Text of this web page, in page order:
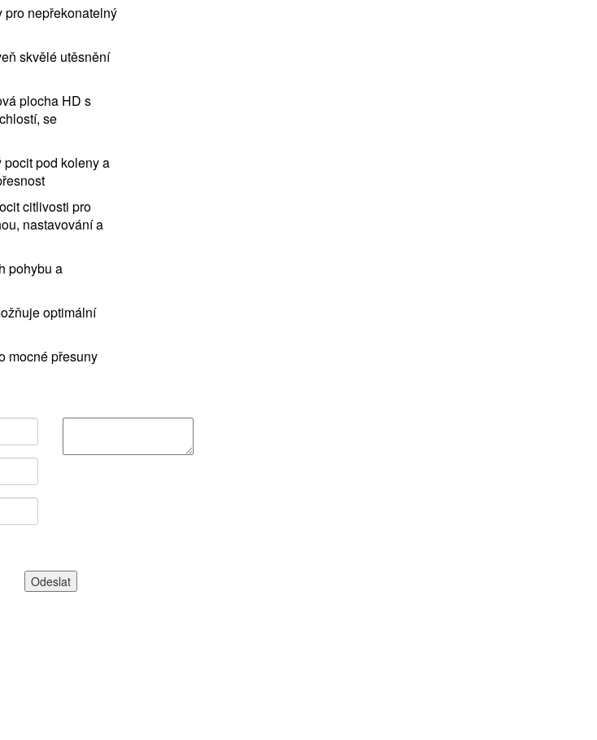
nepřekonatelný
skvělé utěsnění
plocha HD s
se
pocit pod koleny a
citlivosti pro
nastavování a
pohybu a
optimální
mocné přesuny